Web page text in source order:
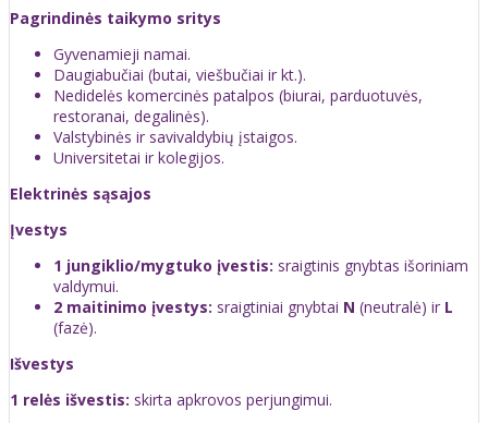
Pagrindinės taikymo sritys
Gyvenamieji namai.
Daugiabučiai (butai, viešbučiai ir kt.).
Nedidelės komercinės patalpos (biurai, parduotuvės,
restoranai, degalinės).
Valstybinės ir savivaldybių įstaigos.
Universitetai ir kolegijos.
Elektrinės sąsajos
Įvestys
1 jungiklio/mygtuko įvestis: sraigtinis gnybtas išoriniam
valdymui.
2 maitinimo įvestys: sraigtiniai gnybtai N (neutralė) ir L
(fazė).
Išvestys
1 relės išvestis: skirta apkrovos perjungimui.